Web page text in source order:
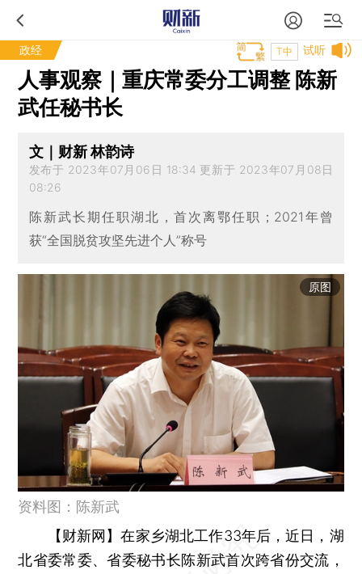
政经 试听
T中
人事观察｜重庆常委分工调整 陈新
武任秘书长
文｜财新 林韵诗
发布于 2023年07月06日 18:34 更新于 2023年07月08日
08:26
陈新武长期任职湖北，首次离鄂任职；2021年曾
获“全国脱贫攻坚先进个人”称号
原图
资料图：陈新武
【财新网】在家乡湖北工作33年后，近日，湖
北省委常委、省委秘书长陈新武首次跨省份交流，